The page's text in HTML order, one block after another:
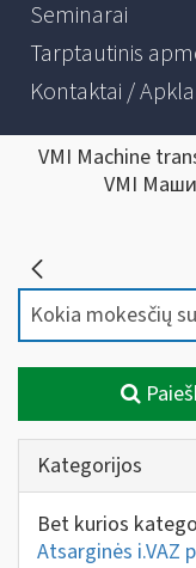
Seminarai
Tarptautinis
Kontaktai /
VMI Machine
VMI
Kategorijos
Bet kurios
Atsarginės i.VAZ